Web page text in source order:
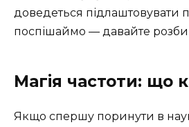
доведеться підлаштовувати
поспішаймо — давайте
Магія частоти: що
Якщо спершу поринути в